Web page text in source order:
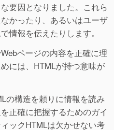
要因となりました。これら
かったり、あるいはユーザ
情報を伝えたりします。
ページの内容を正確に理
には、HTMLが持つ意味が
の構造を頼りに情報を読み
正確に把握するためのガイ
ックHTMLは欠かせない考